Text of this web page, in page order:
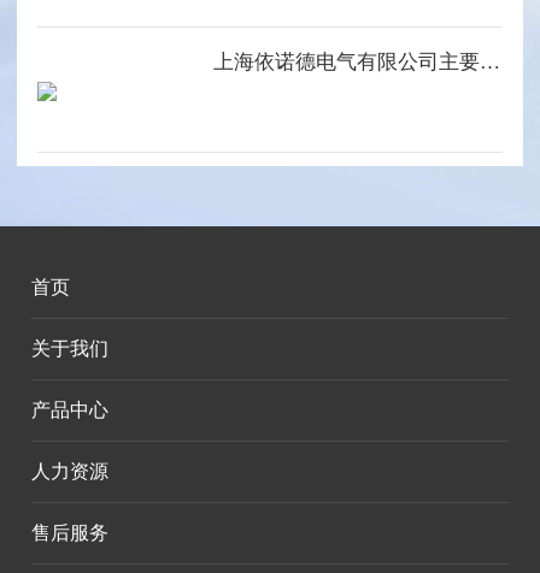
上海依诺德电气有限公司主要产品系列
首页
关于我们
产品中心
人力资源
售后服务